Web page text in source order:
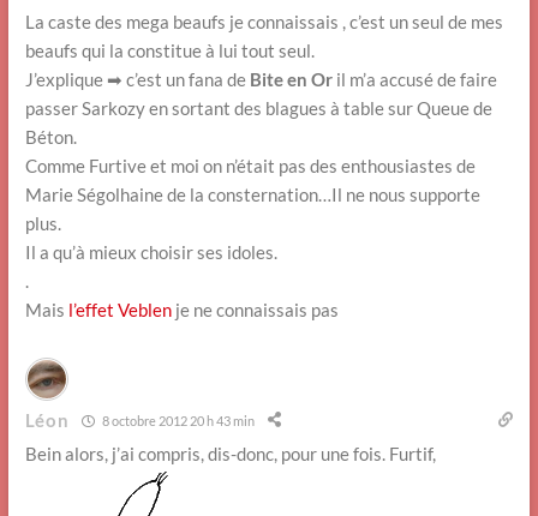
La caste des mega beaufs je connaissais , c’est un seul de mes
beaufs qui la constitue à lui tout seul.
J’explique ➡ c’est un fana de Bite en Oril m’a accusé de faire
passer Sarkozy en sortant des blagues à table sur Queue de
Béton.
Comme Furtive et moi on n’était pas des enthousiastes de
Marie Ségolhaine de la consternation…Il ne nous supporte
plus.
Il a qu’à mieux choisir ses idoles.
.
Mais l’effet Veblenje ne connaissais pas
Léon 8 octobre 2012 20 h 43 min
Bein alors, j’ai compris, dis-donc, pour une fois. Furtif,